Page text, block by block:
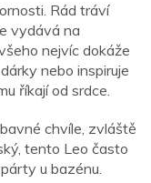
Rád tráví
vydává na
nejvíc dokáže
nebo inspiruje
říkají od srdce.
chvíle, zvláště
tento Leo často
u bazénu.